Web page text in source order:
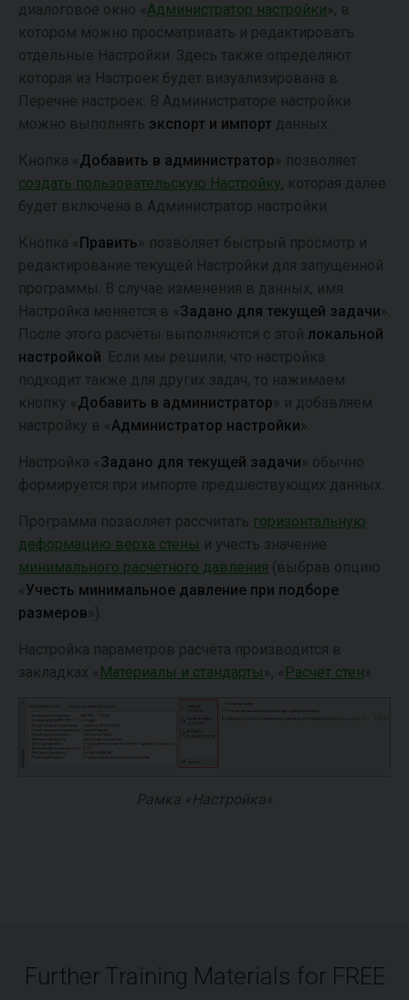
диалоговое окно «Администратор настройки », в
котором можно просматривать и редактировать
отдельные Настройки. Здесь также определяют
которая из Настроек будет визуализирована в
Перечне настроек. В Администраторе настройки
можно выполнять экспорт и импорт данных.
Кнопка « Добавить в администратор » позволяет
создать пользовательскую Настройку, которая далее
будет включена в Администратор настройки.
Кнопка « Править » позволяет быстрый просмотр и
редактирование текущей Настройки для запущенной
программы. В случае изменения в данных, имя
Настройка меняется в « Задано для текущей задачи ».
После этого расчёты выполняются с этой локальной
настройкой . Если мы решили, что настройка
подходит также для других задач, то нажимаем
кнопку « Добавить в администратор » и добавляем
настройку в «Администратор настройки ».
Настройка « Задано для текущей задачи » обычно
формируется при импорте предшествующих данных.
Программа позволяет рассчитать горизонтальную
деформацию верха стены и учесть значение
минимального расчетного давления (выбрав опцию
« Учесть минимальное давление при подборе
размеров »).
Настройка параметров расчёта производится в
закладках « Материалы и стандарты », « Расчёт стен ».
Рамка «Настройка»
Further Training Materials for FREE